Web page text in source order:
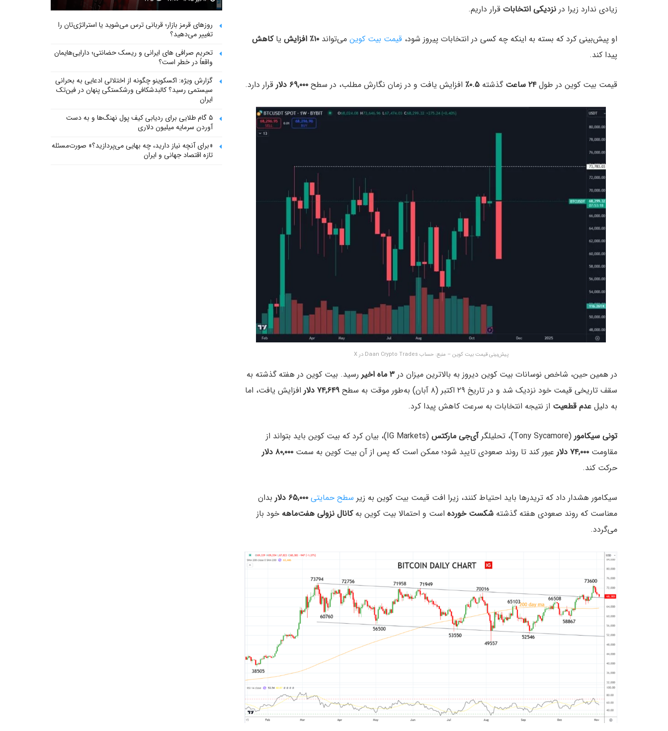
زیادی ندارد زیرا در نزدیکی انتخابات قرار داریم.
او پیش‌بینی کرد که بسته به اینکه چه کسی در انتخابات پیروز شود، قیمت بیت کوین می‌تواند ۱۰٪ افزایش یاکاهش
پیدا کند.
قیمت بیت کوین در طول۲۴ ساعت گذشته ۰.۵٪ افزایش یافت و در زمان نگارش مطلب، در سطح ۶۹,۰۰۰ دلار قرار دارد.
پیش‌بینی قیمت بیت کوین – منبع: حساب Daan Crypto Trades در X
در همین حین، شاخص نوسانات بیت کوین دیروز به بالاترین میزان در
رسید. بیت کوین در هفته گذشته به
سقف تاریخی قیمت خود نزدیک شد و در تاریخ ۲۹ اکتبر (۸ آبان) به‌طور موقت به سطح
۷۴,۶۴۹ دلار
افزایش یافت، اما
به دلیل عدم قطعیت‌ از نتیجه انتخابات به‌ سرعت کاهش پیدا کرد.
تونی سیکامور (Tony Sycamore)، تحلیلگر آی‌جی مارکتس
(IG Markets)، بیان کرد که بیت کوین باید بتواند از
مقاومت ۷۴,۰۰۰ دلار عبور کند تا روند صعودی تایید شود؛ ممکن است که پس از آن بیت کوین به سمت ۸۰,۰۰۰ دلار
حرکت کند.
سیکامور هشدار داد که تریدرها باید احتیاط کنند، زیرا افت قیمت بیت کوین به زیر سطح حمایتی
بدان
معناست که روند صعودی هفته گذشته شکست خورده است و احتمالا بیت کوین بهکانال نزولی هفت‌ماهه خود باز
می‌گردد.
روزهای قرمز بازار؛ قربانی ترس می‌شوید یا استراتژی‌تان را
تغییر می‌دهید؟
تحریم صرافی های ایرانی و ریسک حضانتی؛ دارایی‌هایمان
واقعاً در خطر است؟
گزارش ویژه: اکسکوینو چگونه از اختلالی ادعایی به بحرانی
سیستمی رسید؟ کالبدشکافی ورشکستگی پنهان در فین‌تک
ایران
۵ گام طلایی برای ردیابی کیف پول‌ نهنگ‌ها و به دست
آوردن سرمایه میلیون دلاری
«برای آنچه نیاز دارید، چه بهایی می‌پردازید؟» صورت‌مسئله
تازه اقتصاد جهانی و ایران